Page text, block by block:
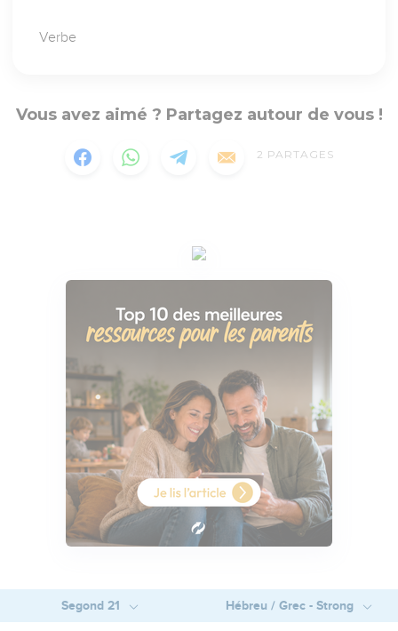
Verbe
Vous avez aimé ? Partagez autour de vous !
2 PARTAGES
Segond 21 Hébreu / Grec - Strong